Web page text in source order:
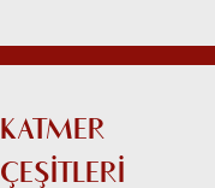
KATMER
ÇEŞİTLERİ